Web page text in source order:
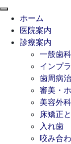
ホーム
医院案内
診療案内
一般歯科
インプ
歯周病
審美・
美容外科
床矯正
入れ歯
咬み合